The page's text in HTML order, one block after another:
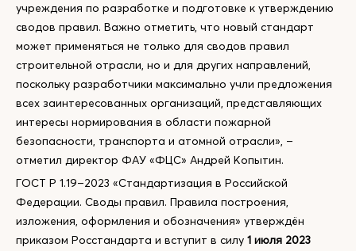
учреждения по разработке и подготовке к утверждению
сводов правил. Важно отметить, что новый стандарт
может применяться не только для сводов правил
строительной отрасли, но и для других направлений,
поскольку разработчики максимально учли предложения
всех заинтересованных организаций, представляющих
интересы нормирования в области пожарной
безопасности, транспорта и атомной отрасли», –
отметил директор ФАУ «ФЦС» Андрей Копытин.
ГОСТ Р 1.19–2023 «Стандартизация в Российской
Федерации. Своды правил. Правила построения,
изложения, оформления и обозначения» утверждён
приказом Росстандарта и вступит в силу 1 июля 2023